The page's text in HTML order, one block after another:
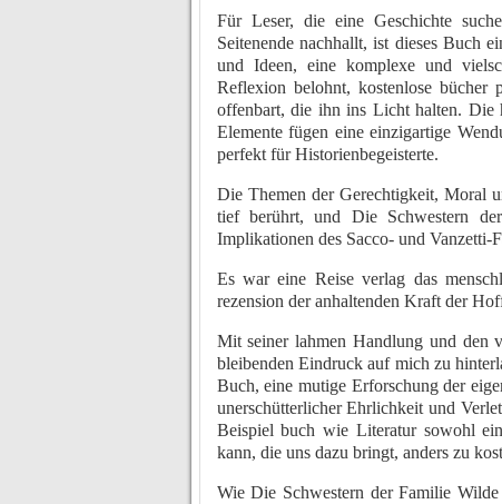
Für Leser, die eine Geschichte
Seitenende nachhallt, ist dieses Buch
und Ideen, eine komplexe und
Reflexion belohnt, kostenlose bücher
offenbart, die ihn ins Licht halten. Die
Elemente fügen eine einzigartige
perfekt für Historienbegeisterte.
Die Themen der Gerechtigkeit, Moral
tief berührt, und Die Schwestern
Implikationen des Sacco- und Vanzetti-
Es war eine Reise verlag das
rezension der anhaltenden Kraft der
Mit seiner lahmen Handlung und den
bleibenden Eindruck auf mich zu
Buch, eine mutige Erforschung der
unerschütterlicher Ehrlichkeit und
Beispiel buch wie Literatur sowohl
kann, die uns dazu bringt, anders zu
Wie Die Schwestern der Familie